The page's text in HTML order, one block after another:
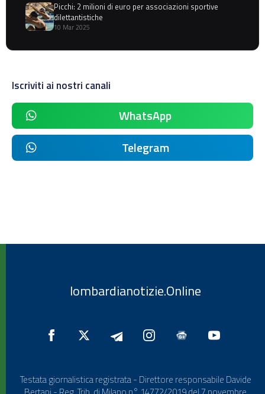
Picchi: 2 milioni di euro per associazioni sportive
dilettantistiche
10 Mar 2025
Iscriviti ai nostri canali
WhatsApp
Telegram
lombardianotizie.Online
Testata giornalistica registrata - Direttore responsabile Davide